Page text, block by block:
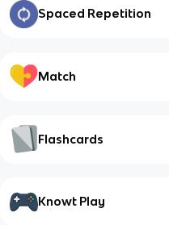
Spaced Repetition
Match
Flashcards
Knowt Play